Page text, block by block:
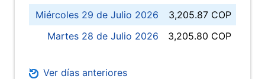
Miércoles 29 de Julio 2026
3,205.87 COP
Martes 28 de Julio 2026
3,205.80 COP
Ver días anteriores